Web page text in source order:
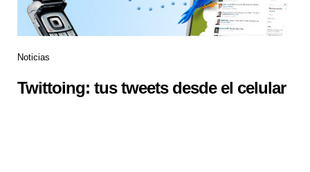
Noticias
Twittoing: tus tweets desde el celular